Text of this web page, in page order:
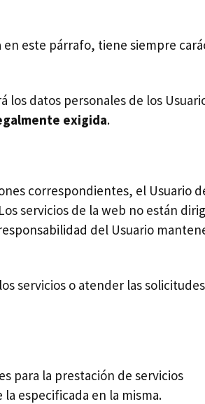
en este párrafo, tiene siempre
los datos personales de los
exigida.
correspondientes, el Usuario
servicios de la web no están
del Usuario
servicios o atender las
para la prestación de servicios
especificada en la misma.